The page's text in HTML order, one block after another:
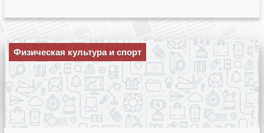
Физическая культура и спорт